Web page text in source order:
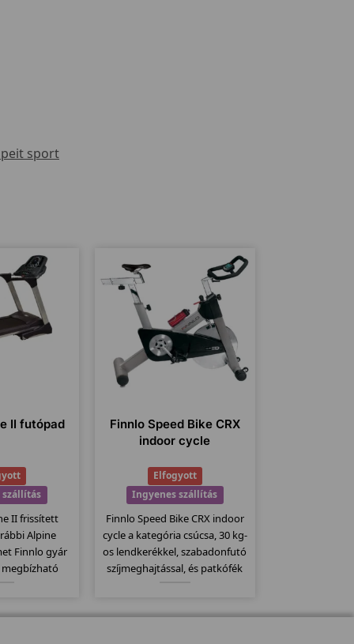
sport
II futópad
II frissített
Alpine
Finnlo gyár
23
Finnlo Speed Bike CRX
indoor cycle
Elfogyott
Ingyenes szállítás
Finnlo Speed Bike CRX indoor
cycle a kategória csúcsa, 30 kg-
os lendkerékkel, szabadonfutó
szíjmeghajtással, és patkófék
kitartóknak, ekkora